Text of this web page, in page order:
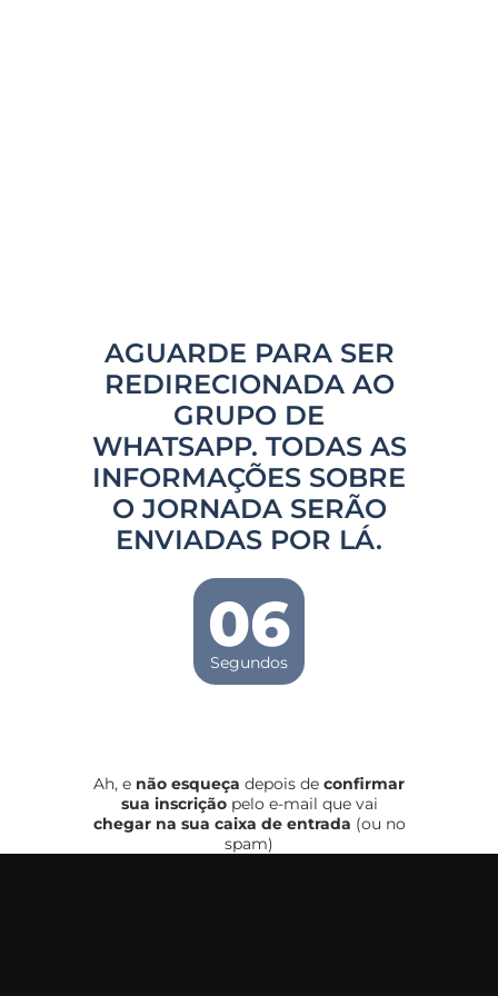
AGUARDE PARA SER
REDIRECIONADA AO
GRUPO DE
WHATSAPP. TODAS AS
INFORMAÇÕES SOBRE
O JORNADA SERÃO
ENVIADAS POR LÁ.
05
Segundos
Ah, e não esqueça depois de confirmar
sua inscriçãopelo e-mail que vai
chegar na sua caixa de entrada (ou no
spam)